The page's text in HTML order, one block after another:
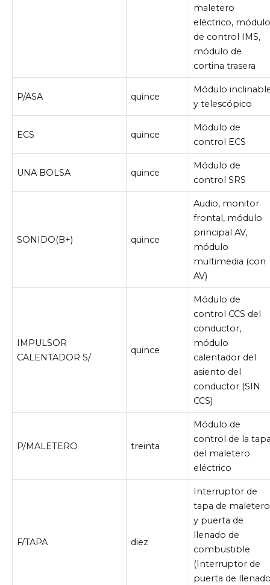
maletero
eléctrico,
de control IMS,
módulo de
cortina trasera
P/ASA quince
Módulo
y telescópico
ECS quince
Módulo de
control ECS
UNA BOLSA quince
Módulo de
control SRS
SONIDO(B+) quince
Audio, monitor
frontal, módulo
principal AV,
módulo
multimedia (con
AV)
IMPULSOR
CALENTADOR S/
quince
Módulo de
control CCS del
conductor,
módulo
calentador del
asiento del
conductor (SIN
CCS)
P/MALETERO treinta
Módulo de
control de la
del maletero
eléctrico
F/TAPA diez
Interruptor de
tapa de maletero
y puerta de
llenado de
combustible
(Interruptor de
puerta de